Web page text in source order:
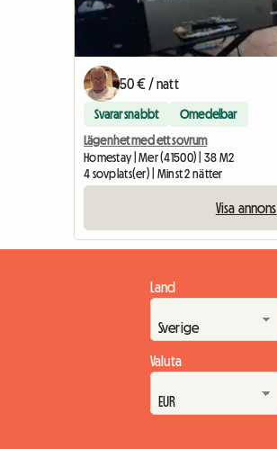
50 € / natt
Svarar snabbt Omedelbar
Lägenhet med ett sovrum
Homestay | Mer (41500) | 38 M2
4 sovplats(er) | Minst 2 nätter
Visa annons
Land
Valuta